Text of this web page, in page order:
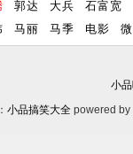
郭达 大兵
石富宽
马丽 马季 电影
小
小品搞笑大全 powered by